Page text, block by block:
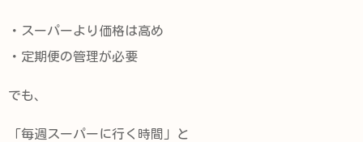
・スーパーより価格は高め
・定期便の管理が必要
でも、
「毎週スーパーに行く時間」と